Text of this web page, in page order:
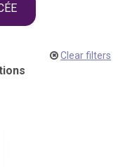
Clear filters